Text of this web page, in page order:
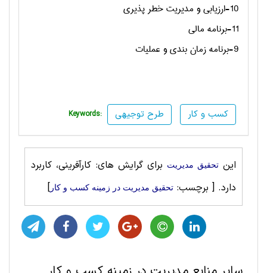
10-ارزیابی و مدیریت خطر پذیری
11-برنامه مالی
9-برنامه زمان بندی و عملیات
Keywords: طرح توجیهی کسب و کار
اینتحقیق مديريت برای گرایش های: کارآفرینی، کاربرد
دارد. [ برچسب: تحقیق مديريت در زمینه کسب و کار ]